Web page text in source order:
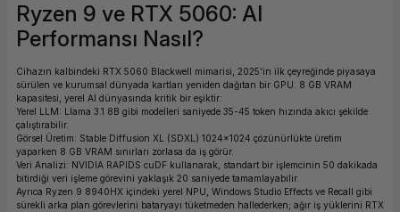
Ryzen 9 ve RTX 5060: AI
Performansı Nasıl?
Cihazın kalbindeki RTX 5060 Blackwell mimarisi, 2025'in ilk çeyreğinde piyasaya
sürülen ve kurumsal dünyada kartları yeniden dağıtan bir GPU. 8 GB VRAM
kapasitesi, yerel AI dünyasında kritik bir eşiktir:
Yerel LLM: Llama 3.1 8B gibi modelleri saniyede 35-45 token hızında akıcı şekilde
çalıştırabilir.
Görsel Üretim: Stable Diffusion XL (SDXL) 1024x1024 çözünürlükte üretim
yaparken 8 GB VRAM sınırları zorlasa da iş görür.
Veri Analizi: NVIDIA RAPIDS cuDF kullanarak, standart bir işlemcinin 50 dakikada
bitirdiği veri işleme görevini yaklaşık 20 saniyede tamamlayabilir.
Ayrıca Ryzen 9 8940HX içindeki yerel NPU, Windows Studio Effects ve Recall gibi
sürekli arka plan görevlerini bataryayı tüketmeden hallederken; ağır iş yüklerini RTX